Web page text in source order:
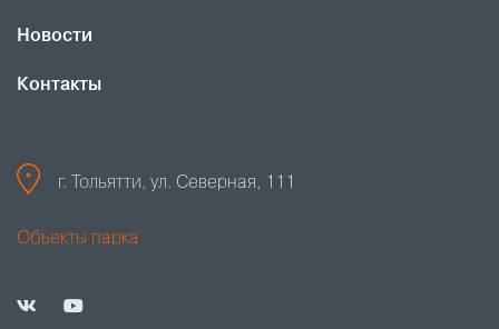
Новости
Контакты
г. Тольятти, ул. Северная, 111
Объекты парка